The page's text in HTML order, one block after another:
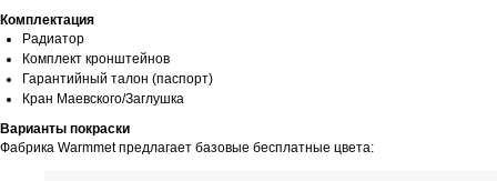
Комплектация
Радиатор
Комплект кронштейнов
Гарантийный талон (паспорт)
Кран Маевского/Заглушка
Варианты покраски
Фабрика Warmmet предлагает базовые бесплатные цвета: